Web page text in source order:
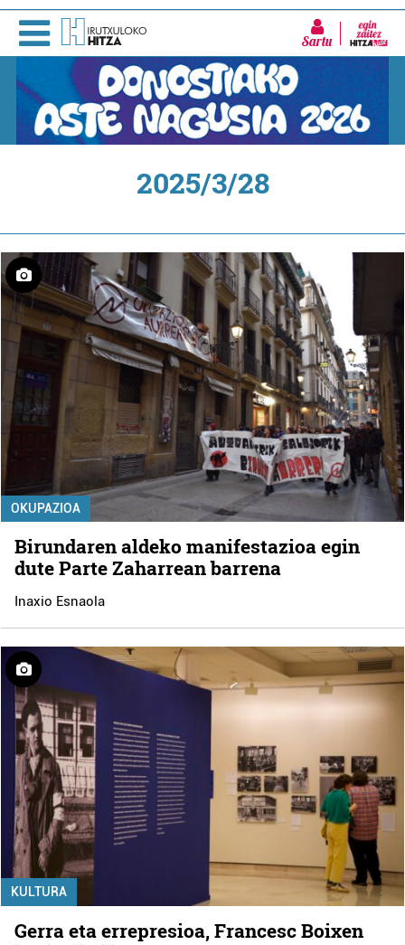
Sartu
2025/3/28
OKUPAZIOA
Birundaren aldeko manifestazioa egin
dute Parte Zaharrean barrena
Inaxio Esnaola
KULTURA
Gerra eta errepresioa, Francesc Boixen